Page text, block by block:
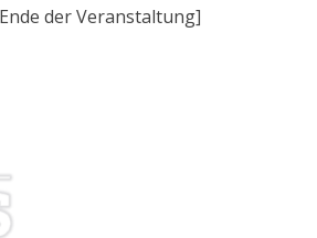
der Veranstaltung]